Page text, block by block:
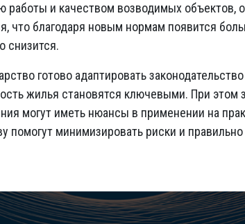
работы и качеством возводимых объектов,
что благодаря новым нормам появится
снизится.
готово адаптировать
жилья становятся ключевыми. При
могут иметь нюансы в применении на
помогут минимизировать риски и